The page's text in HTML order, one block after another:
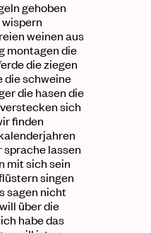
gehoben
wispern
weinen aus
montagen die
dieziegen
dieschweine
die hasen die
verstecken sich
finden
sprache lassen
mit sich sein
singen
sagen nicht
über die
habe das